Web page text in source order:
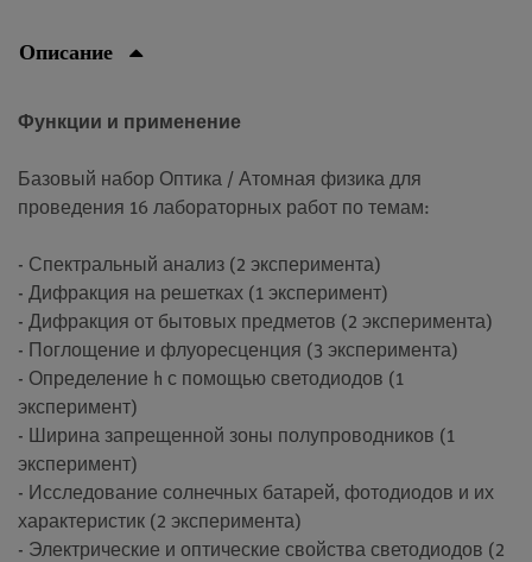
Описание
Функции и применение
Базовый набор Оптика / Атомная физика для
проведения 16 лабораторных работ по темам:
- Спектральный анализ (2 эксперимента)
- Дифракция на решетках (1 эксперимент)
- Дифракция от бытовых предметов (2 эксперимента)
- Поглощение и флуоресценция (3 эксперимента)
- Определение h с помощью светодиодов (1
эксперимент)
- Ширина запрещенной зоны полупроводников (1
эксперимент)
- Исследование солнечных батарей, фотодиодов и их
характеристик (2 эксперимента)
- Электрические и оптические свойства светодиодов (2